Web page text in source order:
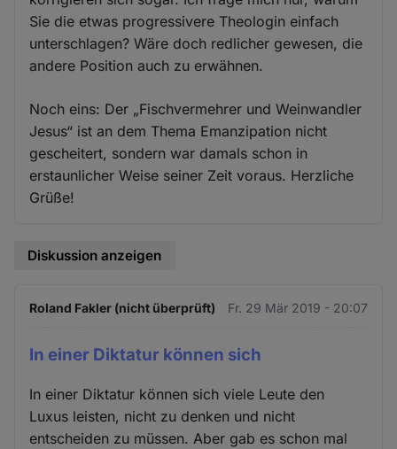
Sie die etwas progressivere Theologin einfach
unterschlagen? Wäre doch redlicher gewesen, die
andere Position auch zu erwähnen.
Noch eins: Der „Fischvermehrer und Weinwandler
Jesus“ ist an dem Thema Emanzipation nicht
gescheitert, sondern war damals schon in
erstaunlicher Weise seiner Zeit voraus. Herzliche
Grüße!
Diskussion anzeigen
Roland Fakler (nicht überprüft) Fr. 29 Mär 2019 - 20:07
In einer Diktatur können sich
In einer Diktatur können sich viele Leute den
Luxus leisten, nicht zu denken und nicht
entscheiden zu müssen. Aber gab es schon mal